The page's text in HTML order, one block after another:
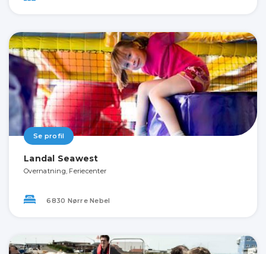
Se profil
Landal Seawest
Overnatning, Feriecenter
6830 Nørre Nebel